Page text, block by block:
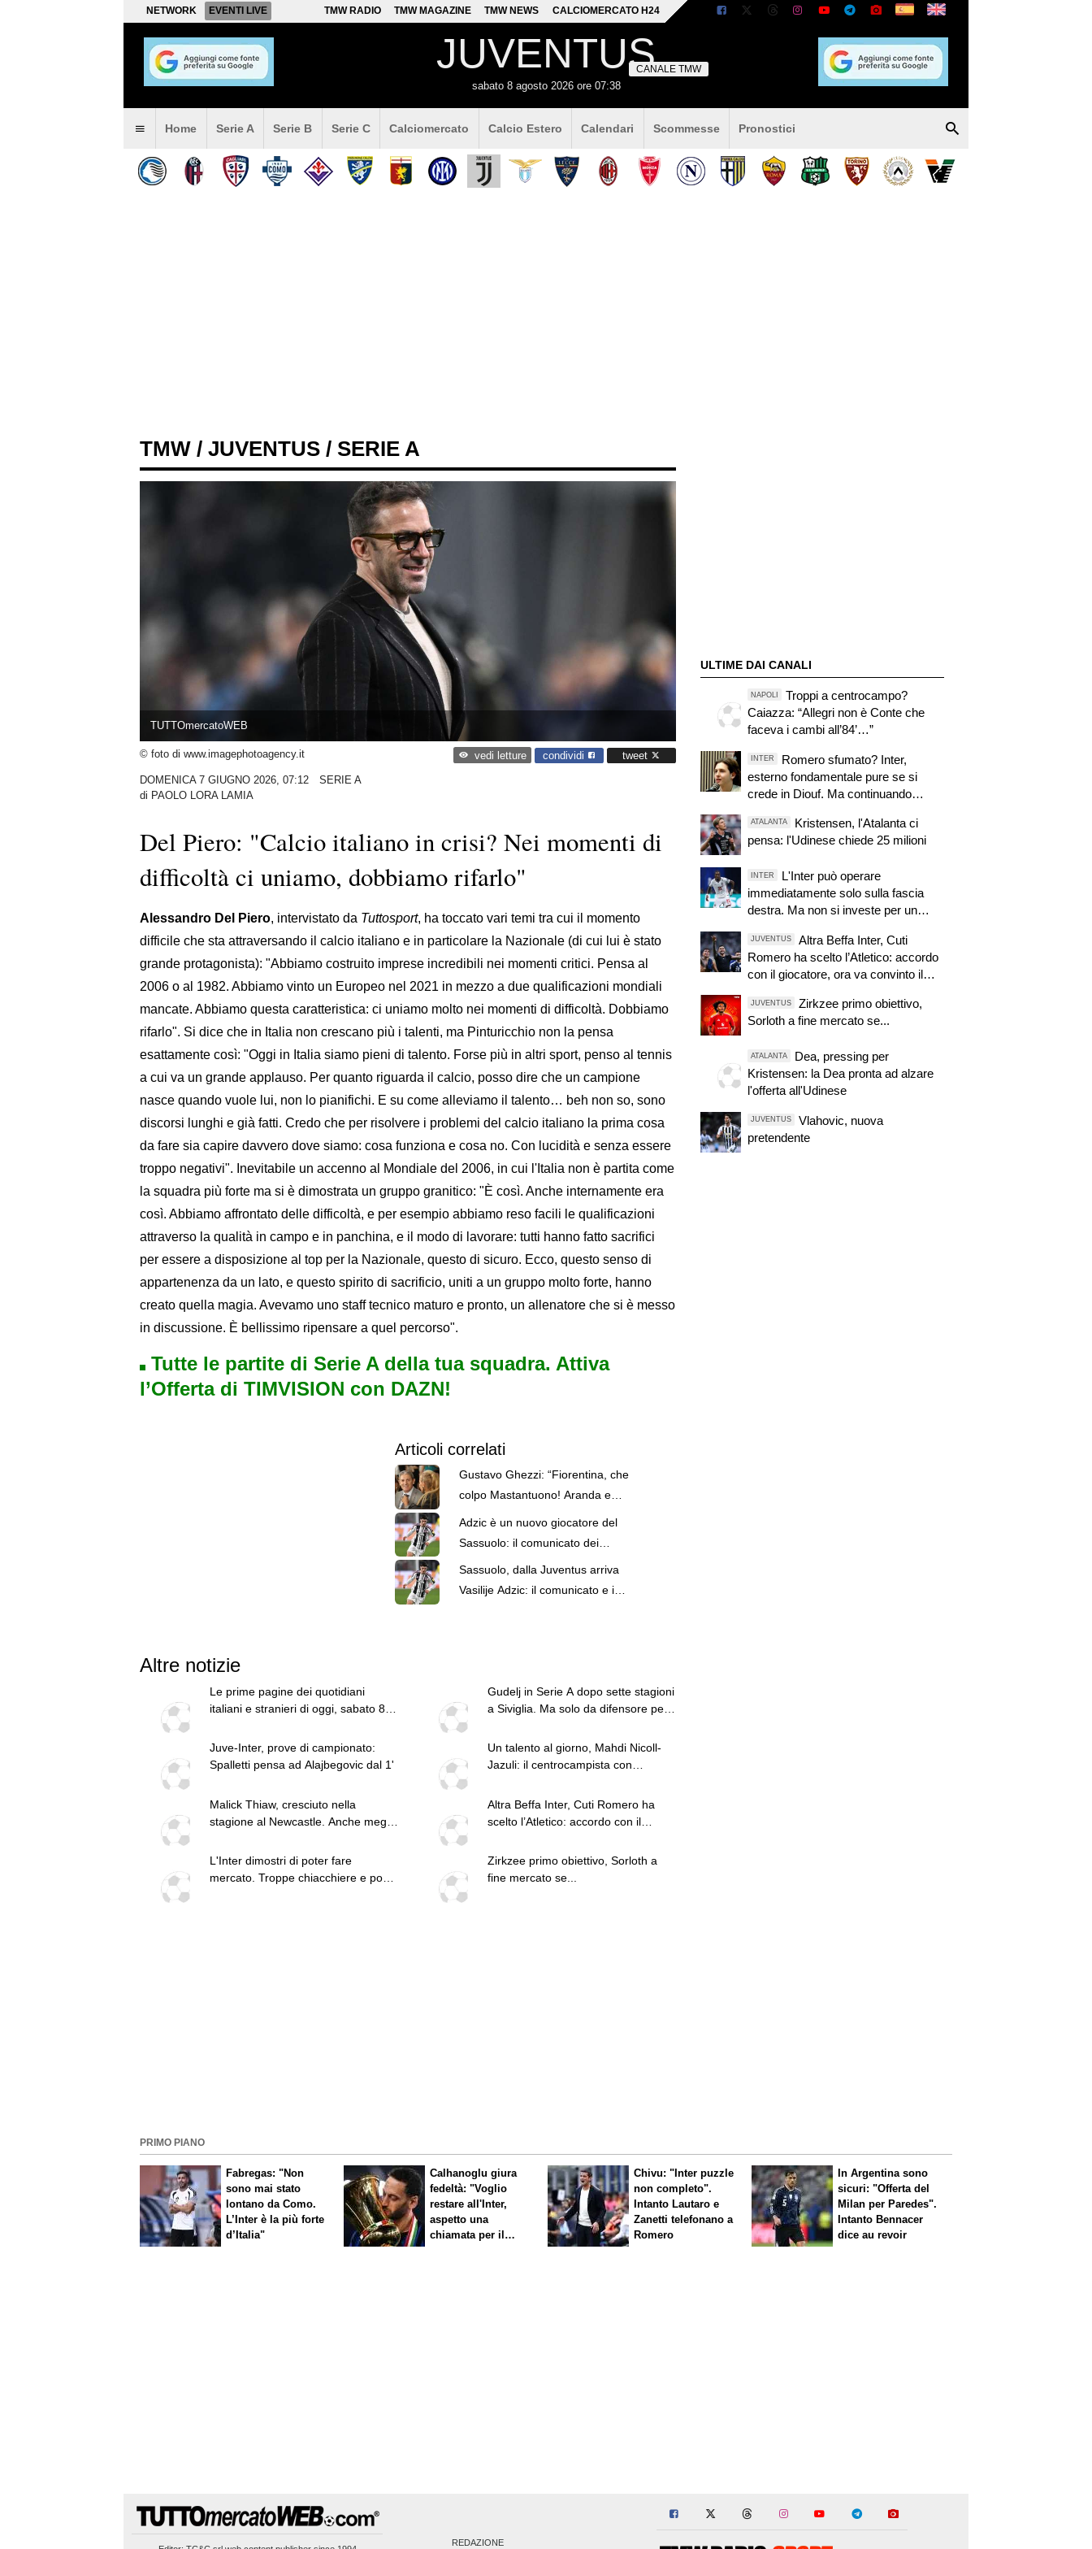
NETWORK EVENTI LIVE TMW RADIO TMW MAGAZINE TMW NEWS CALCIOMERCATO H24
JUVENTUS
sabato 8 agosto 2026 ore 07:38
CANALE TMW
Home Serie A Serie B Serie C Calciomercato Calcio Estero Calendari Scommesse Pronostici
TMW / JUVENTUS / SERIE A
TUTTOmercatoWEB
© foto di www.imagephotoagency.it vedi letture condividi tweet
DOMENICA 7 GIUGNO 2026, 07:12
SERIE A
di PAOLO LORA LAMIA
Del Piero: "Calcio italiano in crisi? Nei momenti di
difficoltà ci uniamo, dobbiamo rifarlo"
Alessandro Del Piero, intervistato da Tuttosport, ha toccato vari temi tra cui il momento
difficile che sta attraversando il calcio italiano e in particolare la Nazionale (di cui lui è stato
grande protagonista): "Abbiamo costruito imprese incredibili nei momenti critici. Pensa al
2006 o al 1982. Abbiamo vinto un Europeo nel 2021 in mezzo a due qualificazioni mondiali
mancate. Abbiamo questa caratteristica: ci uniamo molto nei momenti di difficoltà. Dobbiamo
rifarlo". Si dice che in Italia non crescano più i talenti, ma Pinturicchio non la pensa
esattamente così: "Oggi in Italia siamo pieni di talento. Forse più in altri sport, penso al tennis
a cui va un grande applauso. Per quanto riguarda il calcio, posso dire che un campione
nasce quando vuole lui, non lo pianifichi. E su come alleviamo il talento… beh non so, sono
discorsi lunghi e già fatti. Credo che per risolvere i problemi del calcio italiano la prima cosa
da fare sia capire davvero dove siamo: cosa funziona e cosa no. Con lucidità e senza essere
troppo negativi". Inevitabile un accenno al Mondiale del 2006, in cui l'Italia non è partita come
la squadra più forte ma si è dimostrata un gruppo granitico: "È così. Anche internamente era
così. Abbiamo affrontato delle difficoltà, e per esempio abbiamo reso facili le qualificazioni
attraverso la qualità in campo e in panchina, e il modo di lavorare: tutti hanno fatto sacrifici
per essere a disposizione al top per la Nazionale, questo di sicuro. Ecco, questo senso di
appartenenza da un lato, e questo spirito di sacrificio, uniti a un gruppo molto forte, hanno
creato quella magia. Avevamo uno staff tecnico maturo e pronto, un allenatore che si è messo
in discussione. È bellissimo ripensare a quel percorso".
Tutte le partite di Serie A della tua squadra. Attiva
l’Offerta di TIMVISION con DAZN!
Articoli correlati
Gustavo Ghezzi: “Fiorentina, che
colpo Mastantuono! Aranda e
Adzic è un nuovo giocatore del
Sassuolo: il comunicato dei
neroverdi
Sassuolo, dalla Juventus arriva
Vasilije Adzic: il comunicato e i
Altre notizie
Le prime pagine dei quotidiani
italiani e stranieri di oggi, sabato 8
Gudelj in Serie A dopo sette stagioni
a Siviglia. Ma solo da difensore per
Juve-Inter, prove di campionato:
Spalletti pensa ad Alajbegovic dal 1'
Un talento al giorno, Mahdi Nicoll-
Jazuli: il centrocampista con
Malick Thiaw, cresciuto nella
stagione al Newcastle. Anche meglio
Altra Beffa Inter, Cuti Romero ha
scelto l’Atletico: accordo con il
Tottenham
L'Inter dimostri di poter fare
mercato. Troppe chiacchiere e pochi
Zirkzee primo obiettivo, Sorloth a
fine mercato se...
ULTIME DAI CANALI
NAPOLI
Troppi a centrocampo?
Caiazza: “Allegri non è Conte che
faceva i cambi all’84’…”
INTER
Romero sfumato? Inter,
esterno fondamentale pure se si
crede in Diouf. Ma continuando
ATALANTA
Kristensen, l'Atalanta ci
pensa: l'Udinese chiede 25 milioni
INTER
L'Inter può operare
immediatamente solo sulla fascia
destra. Ma non si investe per un
JUVENTUS
Altra Beffa Inter, Cuti
Romero ha scelto l’Atletico: accordo
con il giocatore, ora va convinto il
JUVENTUS
Zirkzee primo obiettivo,
Sorloth a fine mercato se...
ATALANTA
Dea, pressing per
Kristensen: la Dea pronta ad alzare
l'offerta all'Udinese
JUVENTUS
Vlahovic, nuova
pretendente
PRIMO PIANO
Fabregas: "Non
sono mai stato
lontano da Como.
L’Inter è la più forte
d’Italia"
Calhanoglu giura
fedeltà: "Voglio
restare all'Inter,
aspetto una
chiamata per il
Chivu: "Inter puzzle
non completo".
Intanto Lautaro e
Zanetti telefonano a
Romero
In Argentina sono
sicuri: "Offerta del
Milan per Paredes".
Intanto Bennacer
diceau revoir
REDAZIONE